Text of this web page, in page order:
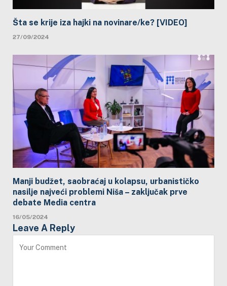
Šta se krije iza hajki na novinare/ke? [VIDEO]
27/09/2024
Manji budžet, saobraćaj u kolapsu, urbanističko
nasilje najveći problemi Niša – zaključak prve
debate Media centra
16/05/2024
Leave A Reply